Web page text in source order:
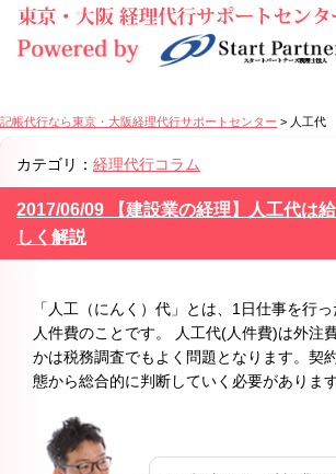
記帳代行なら東京・大阪経理代行サポートセンター > 人工代
カテゴリ： 経理代行コラム
2017/06/09 【建設業の経理】人工代は
しく解説
「 人工 （にんく） 代 」とは、1日仕事を行
人件費のことです。 人工代(人件費)は外注
かは税務調査でもよく問題となります。契
態から総合的に判断していく必要があります